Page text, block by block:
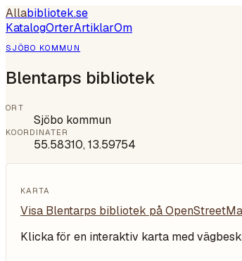
Allabibliotek.se
KatalogOrterArtiklarOm
SJÖBO KOMMUN
Blentarps bibliotek
ORT
Sjöbo kommun
KOORDINATER
55.58310,13.59754
KARTA
Visa Blentarps bibliotek på
Klicka för en interaktiv karta med